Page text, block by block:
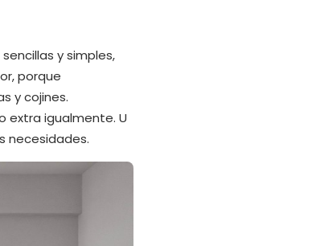
y simples,
porque
y cojines.
extra igualmente. U
necesidades.